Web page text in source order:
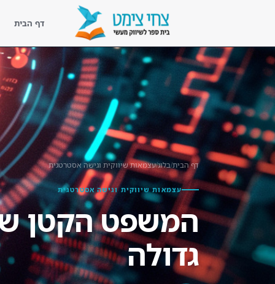
דף הבית
דף הבית
נעים להכיר
ליווי מעשי
קורסים
ספריית השראה
בלוג שיווק מעשי
צור קשר
דף הבית/בלוג/עצמאות שיווקית וגישה אסטרטגית
עצמאות שיווקית וגישה אסטרטגית
המשפט הקטן
גדולה